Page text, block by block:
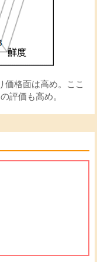
価格面は高め。ここ
評価も高め。